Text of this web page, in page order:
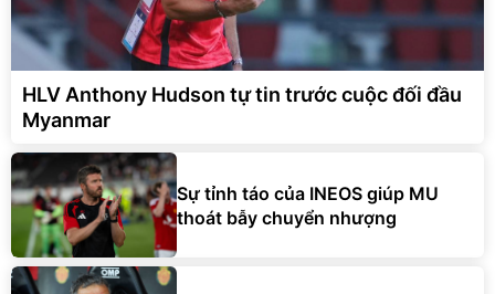
HLV Anthony Hudson tự tin trước cuộc đối đầu
Myanmar
Sự tỉnh táo của INEOS giúp MU
thoát bẫy chuyển nhượng